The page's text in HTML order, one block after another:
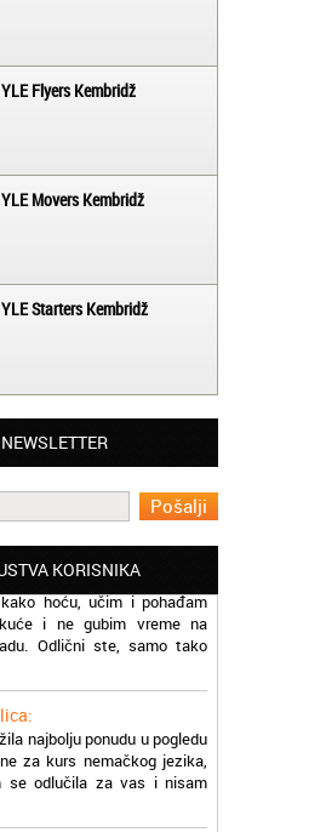
YLE Flyers Kembridž
YLE Movers Kembridž
YLE Starters Kembridž
NEWSLETTER
KORISNIKA
rumunskog jezika kod
norveškog jezika online.
sam jer škola prati sve
Mogu da organizujem
hoću, učim i pohađam
Odlični ste, samo tako
za kurs nemačkog jezika,
se odlučila za vas i nisam